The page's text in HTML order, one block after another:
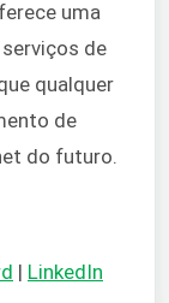
uma
de
qualquer
de
do futuro.
| LinkedIn